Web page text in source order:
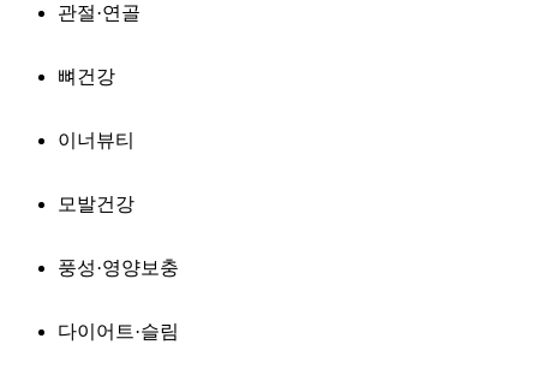
관절·연골
뼈건강
이너뷰티
모발건강
풍성·영양보충
다이어트·슬림